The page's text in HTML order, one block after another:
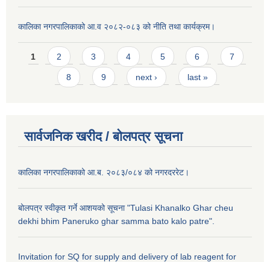
कालिका नगरपालिकाको आ.व २०८२-०८३ को नीति तथा कार्यक्रम।
Pages
1 2 3 4 5 6 7
8 9 next › last »
सार्वजनिक खरीद / बाेलपत्र सूचना
कालिका नगरपालिकाको आ.ब. २०८३/०८४ को नगरदररेट।
बोलपत्र स्वीकृत गर्ने आशयको सूचना "Tulasi Khanalko Ghar cheu
dekhi bhim Paneruko ghar samma bato kalo patre".
Invitation for SQ for supply and delivery of lab reagent for